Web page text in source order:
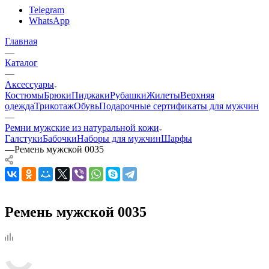
Telegram
WhatsApp
Главная
—
Каталог
—
Аксессуары
КостюмыБрюкиПиджакиРубашкиЖилетыВерхняя
одеждаТрикотажОбувьПодарочные сертификаты для мужчин
—
Ремни мужские из натуральной кожи
ГалстукиБабочкиНаборы для мужчинШарфы
—Ремень мужской 0035
Ремень мужской 0035